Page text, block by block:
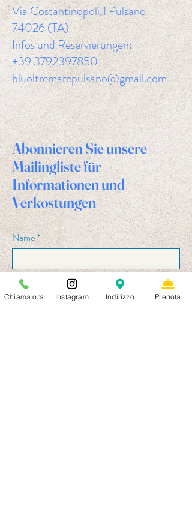
Via Costantinopoli,1 Pulsano
74026 (TA)
Infos und Reservierungen:
+39 3792397850
bluoltremarepulsano@gmail.com
Abonnieren Sie unsere
Mailingliste für
Informationen und
Verkostungen
Name*
Nachname*
Chiama ora Instagram Indirizzo Prenota